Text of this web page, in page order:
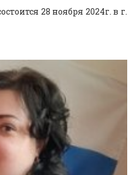
28 ноября 2024г. в г.